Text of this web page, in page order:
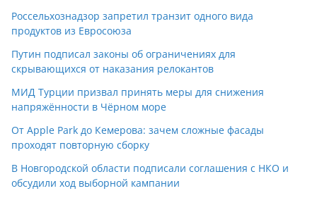
Россельхознадзор запретил транзит одного вида
продуктов из Евросоюза
Путин подписал законы об ограничениях для
скрывающихся от наказания релокантов
МИД Турции призвал принять меры для снижения
напряжённости в Чёрном море
От Apple Park до Кемерова: зачем сложные фасады
проходят повторную сборку
В Новгородской области подписали соглашения с НКО и
обсудили ход выборной кампании